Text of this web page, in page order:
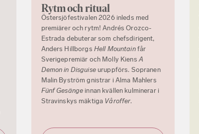
Rytm och ritual
Östersjöfestivalen 2026 inleds med
premiärer och rytm! Andrés Orozco-
Estrada debuterar som chefsdirigent,
Anders Hillborgs Hell Mountainfår
Sverigepremiär och Molly KiensA
Demon in Disguiseuruppförs. Sopranen
Malin Byström gnistrar i Alma Mahlers
Fünf Gesänge innan kvällen kulminerar i
Stravinskys mäktiga Våroffer.